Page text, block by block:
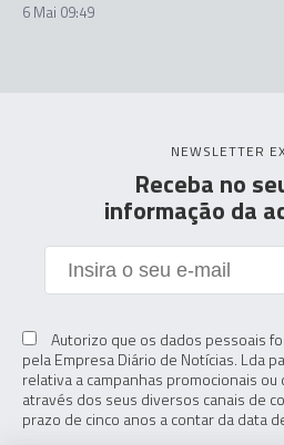
6 Mai 09:49
NEWSLETTER
Receba no
informação da
Autorizo que os dados pessoais
pela Empresa Diário de Notícias. Lda
relativa a campanhas promocionais ou
através dos seus diversos canais de
prazo de cinco anos a contar da data